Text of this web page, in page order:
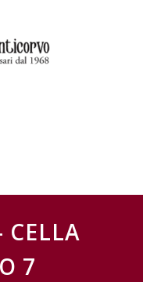
CELLA
7